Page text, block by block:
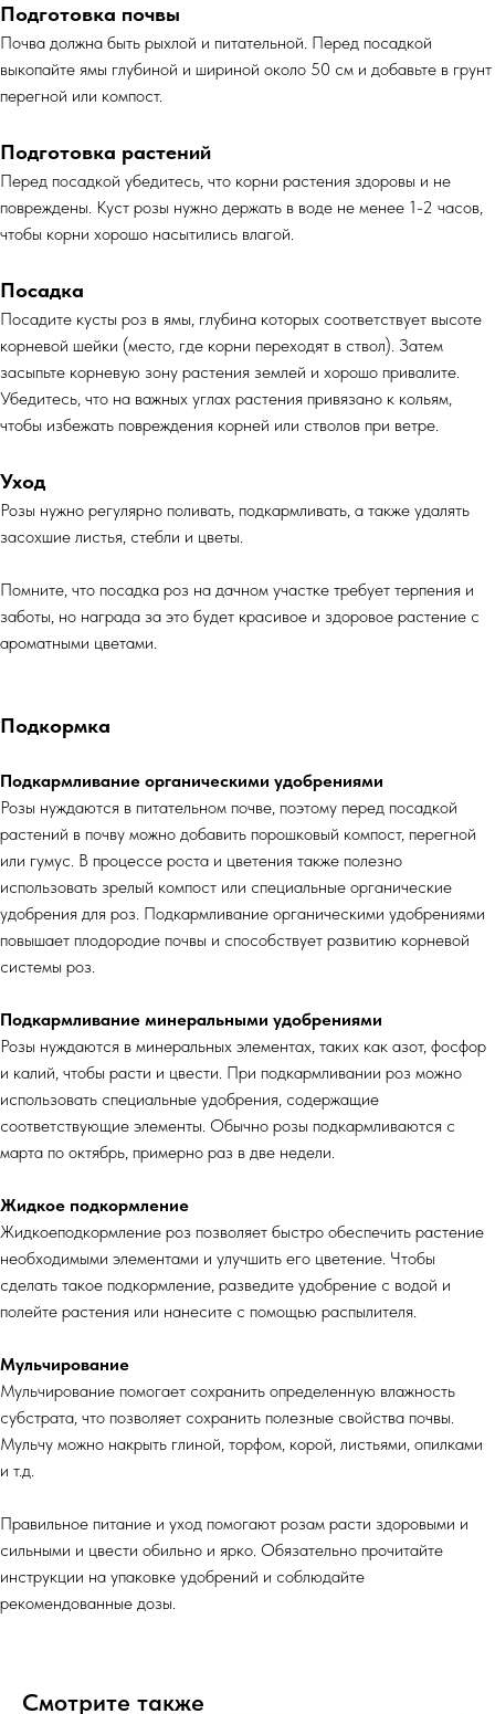
Подготовка почвы
Почва должна быть рыхлой и питательной. Перед посадкой
выкопайте ямы глубиной и шириной около 50 см и добавьте в грунт
перегной или компост.
Подготовка растений
Перед посадкой убедитесь, что корни растения здоровы и не
повреждены. Куст розы нужно держать в воде не менее 1-2 часов,
чтобы корни хорошо насытились влагой.
Посадка
Посадите кусты роз в ямы, глубина которых соответствует высоте
корневой шейки (место, где корни переходят в ствол). Затем
засыпьте корневую зону растения землей и хорошо привалите.
Убедитесь, что на важных углах растения привязано к кольям,
чтобы избежать повреждения корней или стволов при ветре.
Уход
Розы нужно регулярно поливать, подкармливать, а также удалять
засохшие листья, стебли и цветы.
Помните, что посадка роз на дачном участке требует терпения и
заботы, но награда за это будет красивое и здоровое растение с
ароматными цветами.
Подкормка
Подкармливание органическими удобрениями
Розы нуждаются в питательном почве, поэтому перед посадкой
растений в почву можно добавить порошковый компост, перегной
или гумус. В процессе роста и цветения также полезно
использовать зрелый компост или специальные органические
удобрения для роз. Подкармливание органическими удобрениями
повышает плодородие почвы и способствует развитию корневой
системы роз.
Подкармливание минеральными удобрениями
Розы нуждаются в минеральных элементах, таких как азот, фосфор
и калий, чтобы расти и цвести. При подкармливании роз можно
использовать специальные удобрения, содержащие
соответствующие элементы. Обычно розы подкармливаются с
марта по октябрь, примерно раз в две недели.
Жидкое подкормление
Жидкоеподкормление роз позволяет быстро обеспечить растение
необходимыми элементами и улучшить его цветение. Чтобы
сделать такое подкормление, разведите удобрение с водой и
полейте растения или нанесите с помощью распылителя.
Мульчирование
Мульчирование помогает сохранить определенную влажность
субстрата, что позволяет сохранить полезные свойства почвы.
Мульчу можно накрыть глиной, торфом, корой, листьями, опилками
и т.д.
Правильное питание и уход помогают розам расти здоровыми и
сильными и цвести обильно и ярко. Обязательно прочитайте
инструкции на упаковке удобрений и соблюдайте
рекомендованные дозы.
Смотрите также